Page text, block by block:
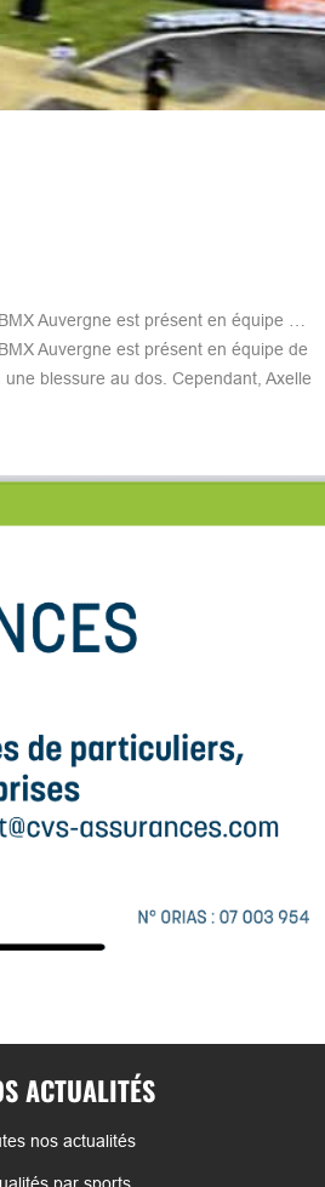
Auvergne est présent en équipe …
Auvergne est présent en équipe de
blessure au dos. Cependant, Axelle
ACTUALITÉS
nos actualités
par sports